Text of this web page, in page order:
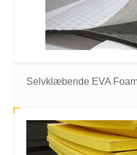
Selvklæbende EVA